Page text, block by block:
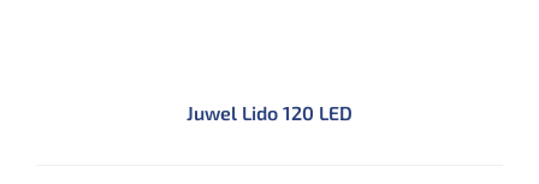
Juwel Lido 120 LED